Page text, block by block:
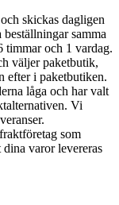
skickas dagligen
samma
timmar och 1 vardag.
väljer paketbutik,
efter i paketbutiken.
låga och har valt
Vi
som
varor levereras